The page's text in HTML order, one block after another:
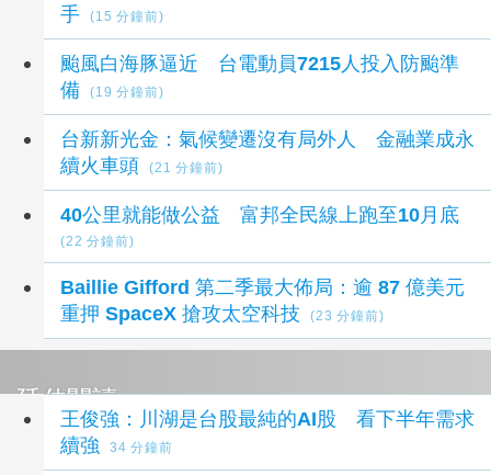
手
(15 分鐘前)
颱風白海豚逼近 台電動員7215人投入防颱準
備
(19 分鐘前)
台新新光金：氣候變遷沒有局外人 金融業成永
續火車頭
(21 分鐘前)
40公里就能做公益 富邦全民線上跑至10月底
(22 分鐘前)
Baillie Gifford 第二季最大佈局：逾 87 億美元
重押 SpaceX 搶攻太空科技
(23 分鐘前)
延伸閱讀
王俊強：川湖是台股最純的AI股 看下半年需求
續強
34 分鐘前